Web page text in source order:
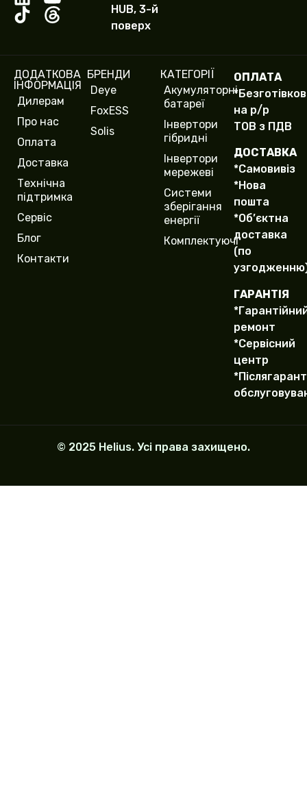
HUB, 3-й
поверх
ф
н
у
c
o
y
)
ДОДАТКОВА
ІНФОРМАЦІЯ
Дилерам
Про нас
Оплата
Доставка
Технічна
підтримка
Сервіс
Блог
Контакти
БРЕНДИ
Deye
FoxESS
Solis
КАТЕГОРІЇ
Акумуляторні
батареї
Інвертори
гібридні
Інвертори
мережеві
Системи
зберігання
енергії
Комплектуючі
ОПЛАТА
на р/р
ТОВ з ПДВ
ДОСТАВКА
*Самовивіз
*Нова
пошта
*Об’єктна
доставка
(по
ГАРАНТІЯ
ремонт
*Сервісний
центр
© 2025 Helius. Усі права захищено.